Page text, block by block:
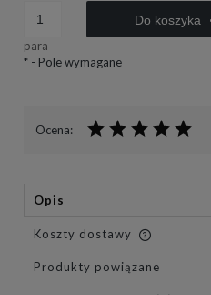
para
Do koszyka
* - Pole wymagane
Ocena:
Opis
Koszty dostawy
Cena nie zawiera
Produkty powiązane